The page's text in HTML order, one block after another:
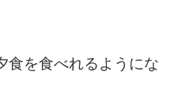
食を食べれるようにな